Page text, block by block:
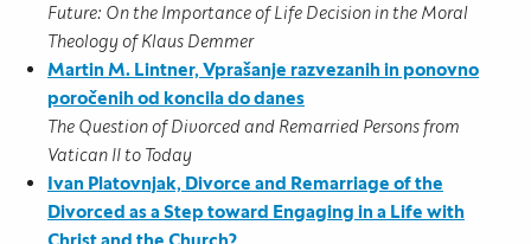
Future: On the Importance of Life Decision in the Moral
Theology of Klaus Demmer
Martin M. Lintner, Vprašanje razvezanih in ponovno
poročenih od koncila do danes
The Question of Divorced and Remarried Persons from
Vatican II to Today
Ivan Platovnjak, Divorce and Remarriage of the
Divorced as a Step toward Engaging in a Life with